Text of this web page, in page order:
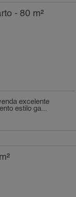
- 80 m²
excelente
estilo ga...